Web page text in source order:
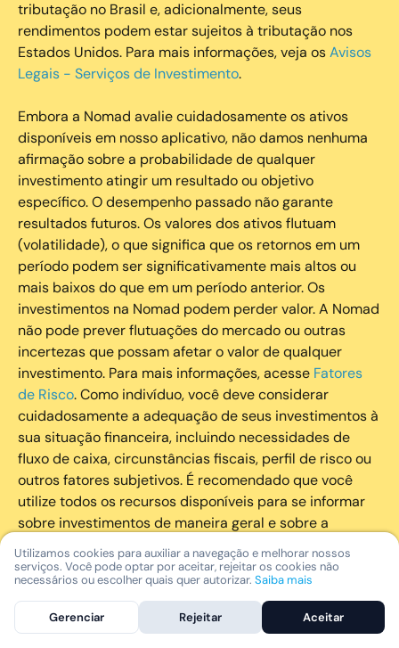
tributação no Brasil e, adicionalmente, seus
rendimentos podem estar sujeitos à tributação nos
Estados Unidos. Para mais informações, veja osAvisos
Legais - Serviços de Investimento.
Embora a Nomad avalie cuidadosamente os ativos
disponíveis em nosso aplicativo, não damos nenhuma
afirmação sobre a probabilidade de qualquer
investimento atingir um resultado ou objetivo
específico. O desempenho passado não garante
resultados futuros. Os valores dos ativos flutuam
(volatilidade), o que significa que os retornos em um
período podem ser significativamente mais altos ou
mais baixos do que em um período anterior. Os
investimentos na Nomad podem perder valor. A Nomad
não pode prever flutuações do mercado ou outras
incertezas que possam afetar o valor de qualquer
investimento. Para mais informações, acesse Fatores
de Risco. Como indivíduo, você deve considerar
cuidadosamente a adequação de seus investimentos à
sua situação financeira, incluindo necessidades de
fluxo de caixa, circunstâncias fiscais, perfil de risco ou
outros fatores subjetivos. É recomendado que você
utilize todos os recursos disponíveis para se informar
sobre investimentos de maneira geral e sobre a
composição geral de seu portfólio. Questões fiscais ou
legais relativas aos investimentos realizados através da
Nomad devem ser obtidas pelos próprios clientes. A
Nomad e suas afiliadas não fornecem nenhum tipo de
aconselhamento legal ou fiscal.
Utilizamos cookies para auxiliar a navegação e melhorar nossos
serviços. Você pode optar por aceitar, rejeitar os cookies não
necessários ou escolher quais quer autorizar. Saiba mais
Gerenciar Rejeitar Aceitar